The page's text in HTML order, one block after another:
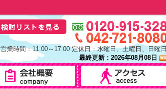
営業時間：11:00～17:00 定休日：水曜日、土曜日、日曜日
最終更新：2026年08月08日